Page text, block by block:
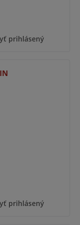
prihlásený
prihlásený